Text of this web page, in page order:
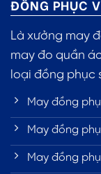
ĐỒNG PHỤC
Là xưởng may
may đo quần
loại đồng phục
May đồng
May đồng
May đồng